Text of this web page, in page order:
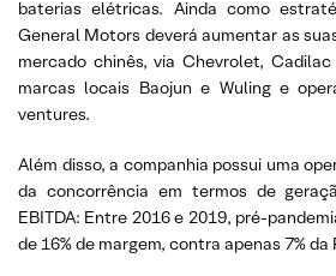
baterias elétricas. Ainda como
General Motors deverá aumentar as
mercado chinês, via Chevrolet,
marcas locais Baojun e Wuling e
ventures.
Além disso, a companhia possui uma
da concorrência em termos de
EBITDA: Entre 2016 e 2019, pré-
de 16% de margem, contra apenas 7% da